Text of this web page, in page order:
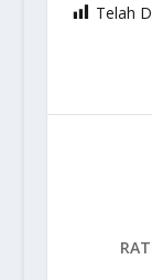
Telah